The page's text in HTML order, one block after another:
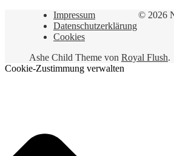
© 2026
Impressum
Datenschutzerklärung
Cookies
Ashe Child Theme von Royal Flush.
Cookie-Zustimmung verwalten